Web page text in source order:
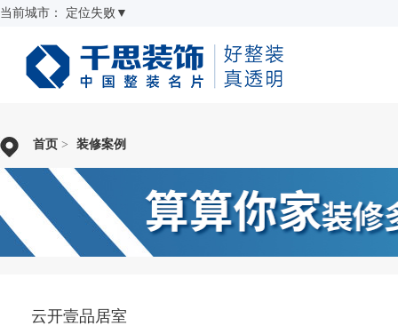
当前城市： 定位失败 ▼
首页 > 装修案例
云开壹品居室